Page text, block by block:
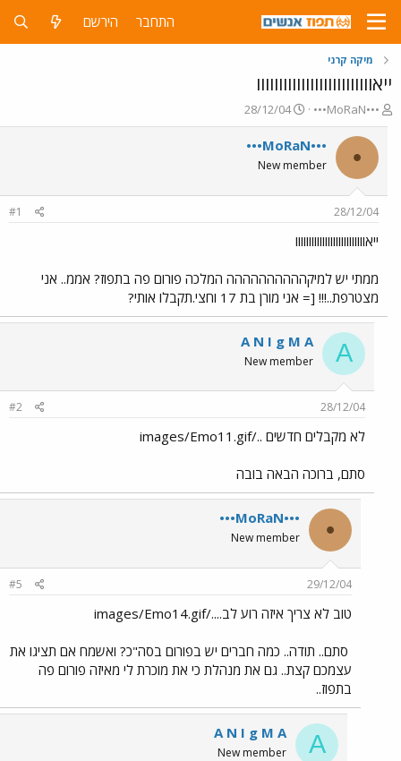
התחבר הירשם
מיקה קרני
ייאוווווווווווווווווווווווווו
פ
ו
ת
ח
ה
ש
א
•••MoRaN•••
פ
ו
ר
ם
28/12/04
•
•••MoRaN•••
New member
28/12/04
#1
ייאוווווווווווווווווווווווווו
ממתי יש למיקהההההההההה המלכה פורום פה בתפוז? אממ.. אני
מצטרפת..!!! [= אני מורן בת 17 וחצי.תקבלו אותי?
A
A N I g M A
New member
28/12/04
#2
לא מקבלים חדשים ../images/Emo11.gif
סתם, ברוכה הבאה בובה
•
•••MoRaN•••
New member
29/12/04
#5
טוב לא צריך איזה רוע לב..../images/Emo14.gif
סתם.. תודה.. כמה חברים יש בפורום בסה"כ? ואשמח אם תציגו את
עצמכם קצת.. גם את מנהלת כי את מוכרת לי מאיזה פורום פה
בתפוז..
A
A N I g M A
New member